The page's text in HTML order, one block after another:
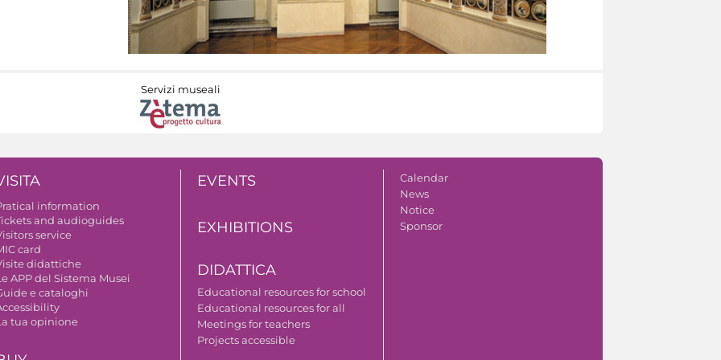
Servizi museali
information
and audioguides
service
card
didattiche
APP del Sistema Musei
e cataloghi
tua opinione
EVENTS
EXHIBITIONS
DIDATTICA
Educational resources for school
Educational resources for all
Meetings for teachers
Projects accessible
Calendar
News
Notice
Sponsor